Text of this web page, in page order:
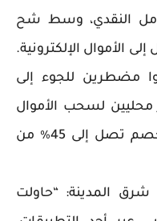
النقدي، وسط شح
الأموال الإلكترونية.
مضطرين للجوء إلى
لسحب الأموال
من حساباتهم البنكية، بنسبة خصم تصل إلى 45٪ من
المدينة: “حاولت